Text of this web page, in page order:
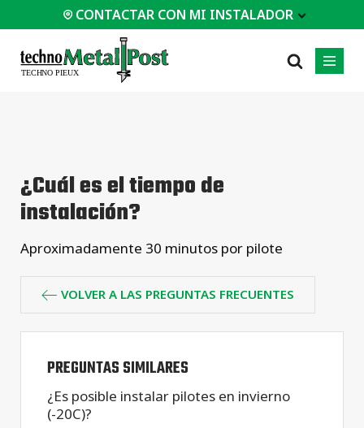
CONTACTAR CON MI INSTALADOR
Casas /
Cabañas
Edificación
Casas de
Agricolas
Todo
proyectos
Residencial
Comerciale
Estudios de casos
Certificaciones
FAQ
ingeniería
Equipo de instalación
¿Cuál es el tiempo de
instalación?
Aproximadamente 30 minutos por pilote
VOLVER A LAS PREGUNTAS FRECUENTES
PREGUNTAS SIMILARES
¿Es posible instalar pilotes en invierno
(-20C)?